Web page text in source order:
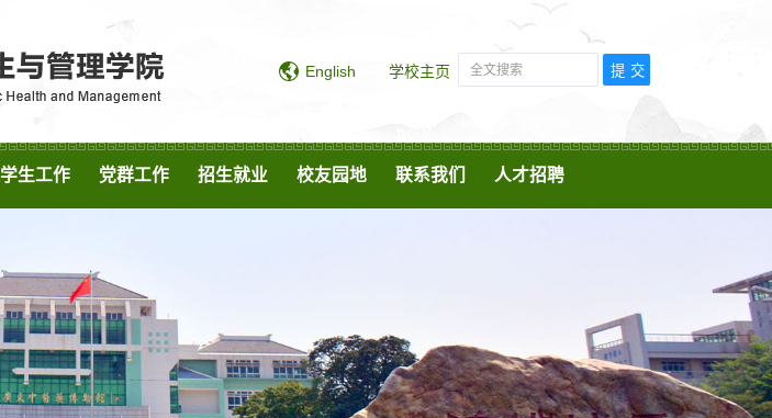
English 学校主页
学生工作 党群工作 招生就业 校友园地 联系我们 人才招聘